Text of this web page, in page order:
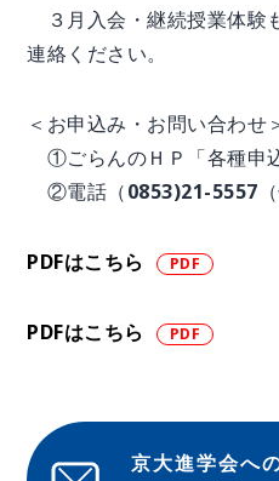
３月入会・継続授業体験
連絡ください。
＜お申込み・お問い合わせ
①ごらんのＨＰ「各種申
②電話（0853)21-5557（
PDFはこちら
PDFはこちら
京大進学会へ